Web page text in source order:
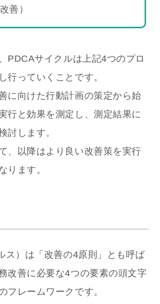
善）
PDCAサイクルは上記4つのプロ
行っていくことです。
に向けた行動計画の策定から始
行と効果を測定し、測定結果に
討します。
、以降はより良い改善策を実行
ります。
ス）は「改善の4原則」とも呼ば
改善に必要な4つの要素の頭文字
フレームワークです。